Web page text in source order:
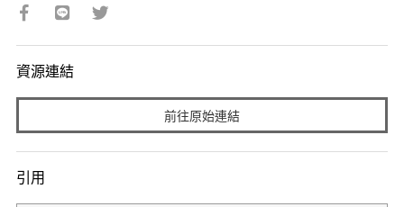
資源連結
前往原始連結
引用